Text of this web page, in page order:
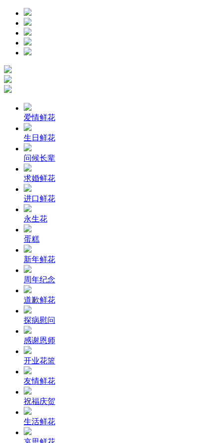
爱情鲜花
生日鲜花
问候长辈
求婚鲜花
进口鲜花
永生花
蛋糕
新年鲜花
周年纪念
道歉鲜花
探病慰问
感谢恩师
开业花篮
友情鲜花
祝福庆贺
生活鲜花